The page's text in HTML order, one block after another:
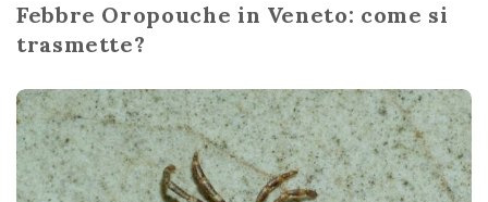
Febbre Oropouche in Veneto: come si
trasmette?